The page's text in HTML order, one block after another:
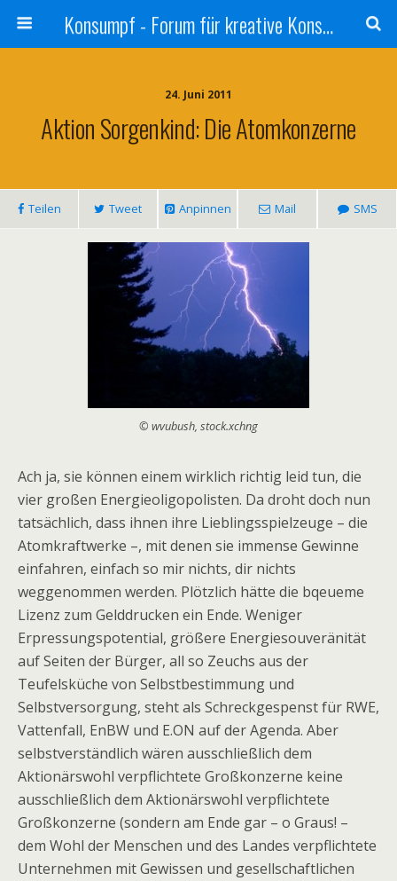
Konsumpf - Forum für kreative Konsumkritik - Culture Jamming, Nachhaltigkeit, Konzernkritik, Adbusting
24. Juni 2011
Aktion Sorgenkind: Die Atomkonzerne
Teilen Tweet Anpinnen Mail SMS
© wvubush, stock.xchng
Ach ja, sie können einem wirklich richtig leid tun, die
vier großen Energieoligopolisten. Da droht doch nun
tatsächlich, dass ihnen ihre Lieblingsspielzeuge – die
Atomkraftwerke –, mit denen sie immense Gewinne
einfahren, einfach so mir nichts, dir nichts
weggenommen werden. Plötzlich hätte die bqeueme
Lizenz zum Gelddrucken ein Ende. Weniger
Erpressungspotential, größere Energiesouveränität
auf Seiten der Bürger, all so Zeuchs aus der
Teufelsküche von Selbstbestimmung und
Selbstversorgung, steht als Schreckgespenst für RWE,
Vattenfall, EnBW und E.ON auf der Agenda. Aber
selbstverständlich wären ausschließlich dem
Aktionärswohl verpflichtete Großkonzerne keine
ausschließlich dem Aktionärswohl verpflichtete
Großkonzerne (sondern am Ende gar – o Graus! –
dem Wohl der Menschen und des Landes verpflichtete
Unternehmen mit Gewissen und gesellschaftlichen